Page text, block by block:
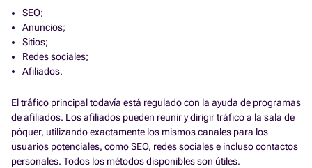
SEO;
Anuncios;
Sitios;
Redes sociales;
Afiliados.
El tráfico principal todavía está regulado con la ayuda de programas
de afiliados. Los afiliados pueden reunir y dirigir tráfico a la sala de
póquer, utilizando exactamente los mismos canales para los
usuarios potenciales, como SEO, redes sociales e incluso contactos
personales. Todos los métodos disponibles son útiles.